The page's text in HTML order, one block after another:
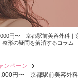
円〜 京都駅前美容外科｜
整形の疑問を解消するコラム
ンペーン
円〜 京都駅前美容外科